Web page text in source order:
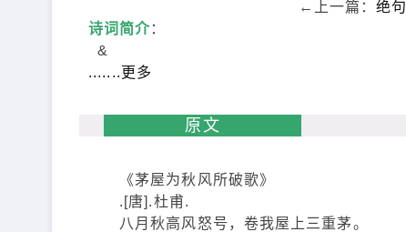
←上一篇：绝句
诗词简介：
&
.......更多
原文
《茅屋为秋风所破歌》
.[唐].杜甫.
八月秋高风怒号，卷我屋上三重茅。